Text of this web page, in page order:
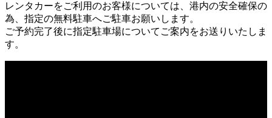
レンタカーをご利用のお客様については、港内の安全確保の
為、指定の無料駐車へご駐車お願いします。
ご予約完了後に指定駐車場についてご案内をお送りいたしま
す。